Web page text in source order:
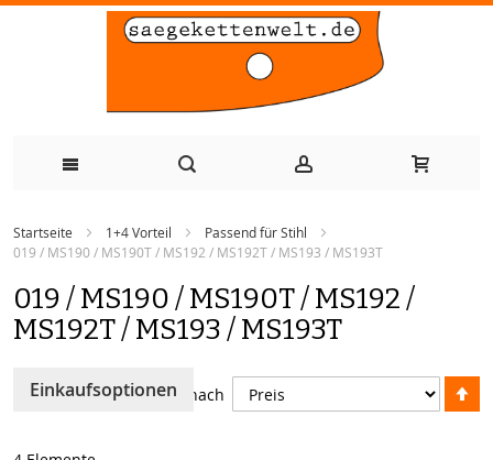
Inhalt
springen
Startseite 1+4 Vorteil
Passend für Stihl
019 / MS190 / MS190T / MS192 / MS192T / MS193 / MS193T
019 / MS190 / MS190T / MS192 /
MS192T / MS193 / MS193T
Sortieren nach
Einkaufsoptionen